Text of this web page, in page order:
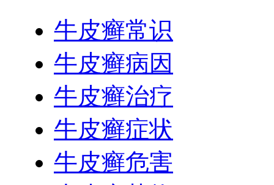
牛皮癣常识
牛皮癣病因
牛皮癣治疗
牛皮癣症状
牛皮癣危害